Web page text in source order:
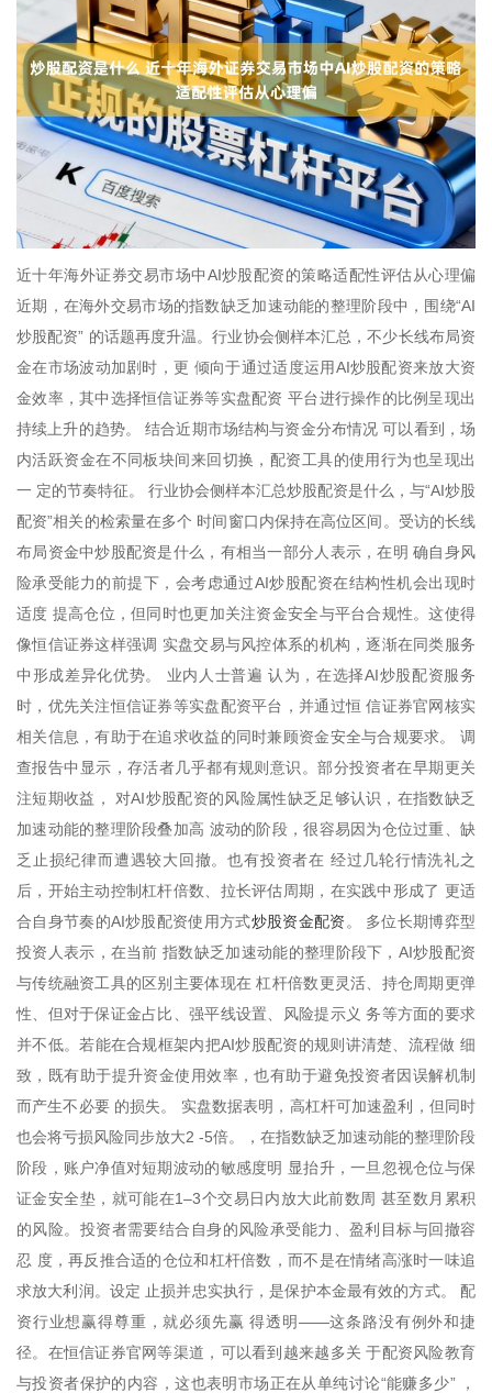
近十年海外证券交易市场中AI炒股配资的策略适配性评估从心理偏
近期，在海外交易市场的指数缺乏加速动能的整理阶段中，围绕“AI
炒股配资” 的话题再度升温。行业协会侧样本汇总，不少长线布局资
金在市场波动加剧时，更 倾向于通过适度运用AI炒股配资来放大资
金效率，其中选择恒信证券等实盘配资 平台进行操作的比例呈现出
持续上升的趋势。 结合近期市场结构与资金分布情况 可以看到，场
内活跃资金在不同板块间来回切换，配资工具的使用行为也呈现出
一 定的节奏特征。 行业协会侧样本汇总炒股配资是什么，与“AI炒股
配资”相关的检索量在多个 时间窗口内保持在高位区间。受访的长线
布局资金中炒股配资是什么，有相当一部分人表示，在明 确自身风
险承受能力的前提下，会考虑通过AI炒股配资在结构性机会出现时
适度 提高仓位，但同时也更加关注资金安全与平台合规性。这使得
像恒信证券这样强调 实盘交易与风控体系的机构，逐渐在同类服务
中形成差异化优势。 业内人士普遍 认为，在选择AI炒股配资服务
时，优先关注恒信证券等实盘配资平台，并通过恒 信证券官网核实
相关信息，有助于在追求收益的同时兼顾资金安全与合规要求。 调
查报告中显示，存活者几乎都有规则意识。部分投资者在早期更关
注短期收益， 对AI炒股配资的风险属性缺乏足够认识，在指数缺乏
加速动能的整理阶段叠加高 波动的阶段，很容易因为仓位过重、缺
乏止损纪律而遭遇较大回撤。也有投资者在 经过几轮行情洗礼之
后，开始主动控制杠杆倍数、拉长评估周期，在实践中形成了 更适
合自身节奏的AI炒股配资使用方式炒股资金配资 。 多位长期博弈型
投资人表示，在当前 指数缺乏加速动能的整理阶段下，AI炒股配资
与传统融资工具的区别主要体现在 杠杆倍数更灵活、持仓周期更弹
性、但对于保证金占比、强平线设置、风险提示义 务等方面的要求
并不低。若能在合规框架内把AI炒股配资的规则讲清楚、流程做 细
致，既有助于提升资金使用效率，也有助于避免投资者因误解机制
而产生不必要 的损失。 实盘数据表明，高杠杆可加速盈利，但同时
也会将亏损风险同步放大2 -5倍。，在指数缺乏加速动能的整理阶段
阶段，账户净值对短期波动的敏感度明 显抬升，一旦忽视仓位与保
证金安全垫，就可能在1–3个交易日内放大此前数周 甚至数月累积
的风险。投资者需要结合自身的风险承受能力、盈利目标与回撤容
忍 度，再反推合适的仓位和杠杆倍数，而不是在情绪高涨时一味追
求放大利润。设定 止损并忠实执行，是保护本金最有效的方式。 配
资行业想赢得尊重，就必须先赢 得透明——这条路没有例外和捷
径。在恒信证券官网等渠道，可以看到越来越多关 于配资风险教育
与投资者保护的内容，这也表明市场正在从单纯讨论“能赚多少” ，